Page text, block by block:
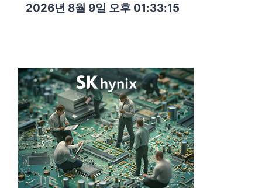
2026년 8월 9일 오후 01:33:16